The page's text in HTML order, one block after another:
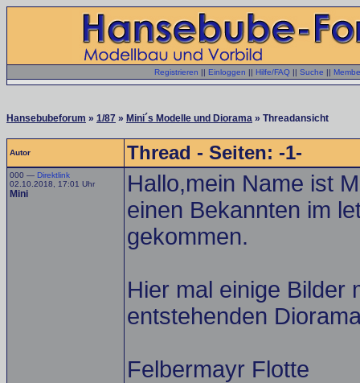
Registrieren || Einloggen || Hilfe/FAQ || Suche ||
Hansebubeforum » 1/87 » Mini´s Modelle und Diorama » Threadansicht
Autor Thread - Seiten: -1-
000 — Direktlink
02.10.2018, 17:01 Uhr
Mini
Hallo,mein Name ist
einen Bekannten im
gekommen.
Hier mal einige Bilder
entstehenden
Felbermayr Flotte